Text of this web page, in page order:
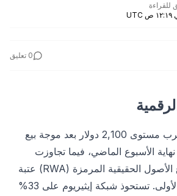
0 تعليق
استقر سعر إيثيريوم قرب مستوى 2,100 دولار بعد موجة بيع
8% خلال نهاية الأسبوع الماضي، فيما تجاوزت
القيمة السوقية لقطاع الأصول الحقيقية المرمزة (RWA) عتبة
62 مليار دولار للمرة الأولى. تستحوذ شبكة إيثيريوم على 33%